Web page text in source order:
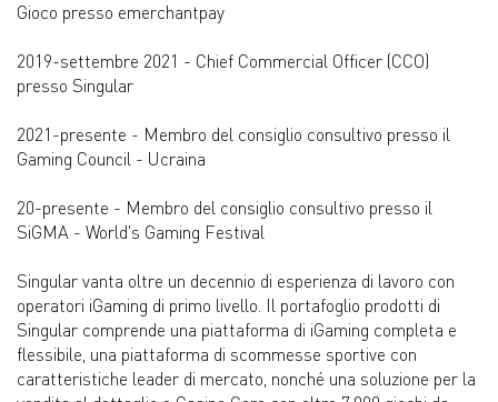
Gioco presso emerchantpay
2019-settembre 2021 - Chief Commercial Officer (CCO)
presso Singular
2021-presente - Membro del consiglio consultivo presso il
Gaming Council - Ucraina
20-presente - Membro del consiglio consultivo presso il
SiGMA - World's Gaming Festival
Singular vanta oltre un decennio di esperienza di lavoro con
operatori iGaming di primo livello. Il portafoglio prodotti di
Singular comprende una piattaforma di iGaming completa e
flessibile, una piattaforma di scommesse sportive con
caratteristiche leader di mercato, nonché una soluzione per la